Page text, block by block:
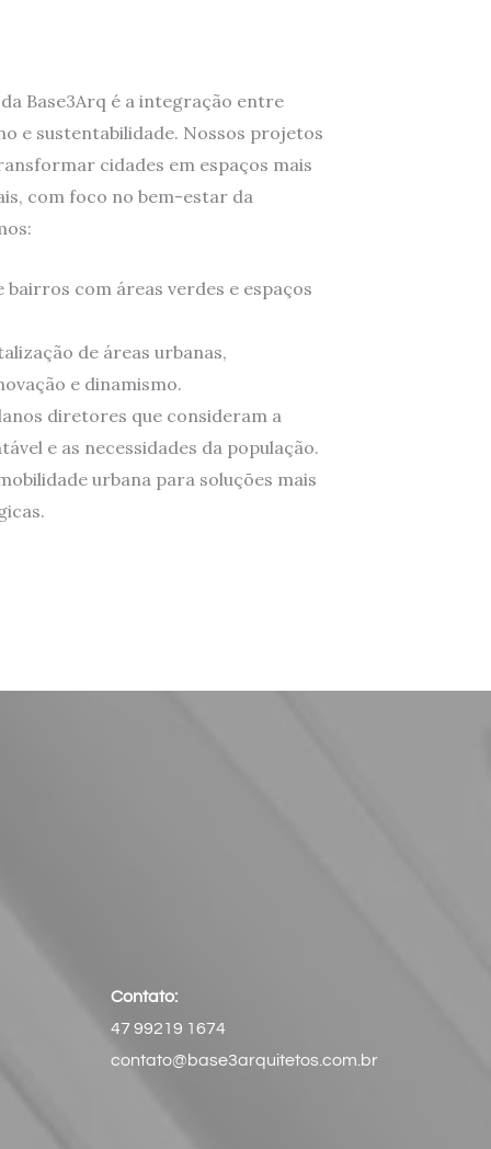
Base3Arq é a integração entre
e sustentabilidade. Nossos projetos
cidades em espaços mais
com foco no bem-estar da
bairros com áreas verdes e espaços
de áreas urbanas,
e dinamismo.
diretores que consideram a
e as necessidades da população.
urbana para soluções mais
Contato:
47 99219 1674
contato@base3arquitetos.com.br​